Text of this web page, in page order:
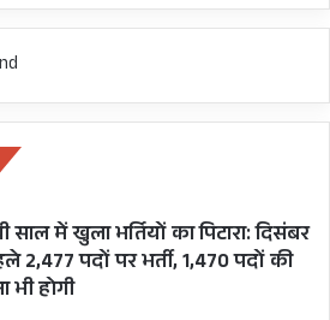
साल में खुला भर्तियों का पिटारा: दिसंबर
2,477 पदों पर भर्ती, 1,470 पदों की
भी होगी